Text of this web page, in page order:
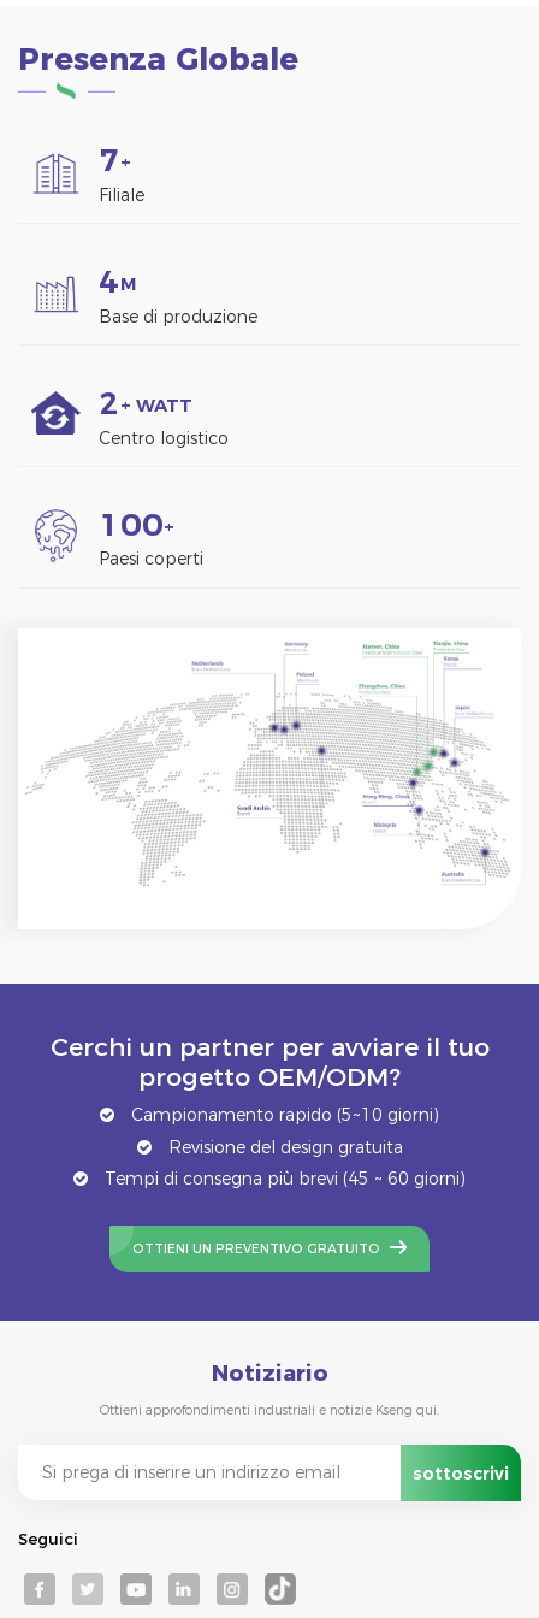
Presenza Globale
7+
Filiale
4M
Base di produzione
2 + WATT
Centro logistico
1 00+
Paesi coperti
Cerchi un partner per avviare il tuo
progetto OEM/ODM?
Campionamento rapido (5~10 giorni)
Revisione del design gratuita
Tempi di consegna più brevi (45 ~ 60 giorni)
OTTIENI UN PREVENTIVO GRATUITO
Notiziario
Ottieni approfondimenti industriali e notizie Kseng qui.
Seguici